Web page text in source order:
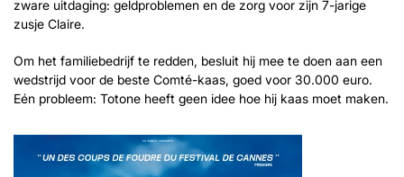
zware uitdaging: geldproblemen en de zorg voor zijn 7-jarige
zusje Claire.
Om het familiebedrijf te redden, besluit hij mee te doen aan een
wedstrijd voor de beste Comté-kaas, goed voor 30.000 euro.
Eén probleem: Totone heeft geen idee hoe hij kaas moet maken.